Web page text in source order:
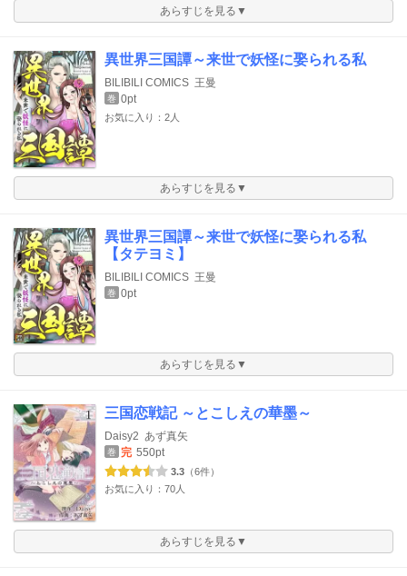
あらすじを見る▼
異世界三国譚～来世で妖怪に娶られる私
BILIBILI COMICS 王曼
巻 0pt
お気に入り：2人
あらすじを見る▼
異世界三国譚～来世で妖怪に娶られる私
【タテヨミ】
BILIBILI COMICS 王曼
巻 0pt
あらすじを見る▼
三国恋戦記 ～とこしえの華墨～
Daisy2 あず真矢
巻 完 550pt
3.3 （6件）
お気に入り：70人
あらすじを見る▼